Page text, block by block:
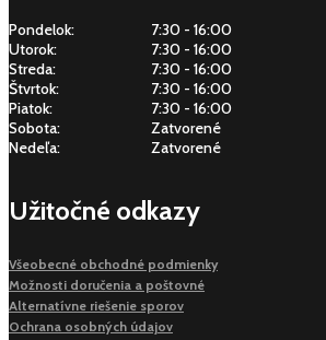
Pondelok:
7:30 - 16:00
Utorok:
7:30 - 16:00
Streda:
7:30 - 16:00
Štvrtok:
7:30 - 16:00
Piatok:
7:30 - 16:00
Sobota:
Zatvorené
Nedeľa:
Zatvorené
Užitočné odkazy
Všeobecné obchodné podmienky
Možnosti doručenia a poštovné
Alternatívne riešenie sporov
Ochrana osobných údajov